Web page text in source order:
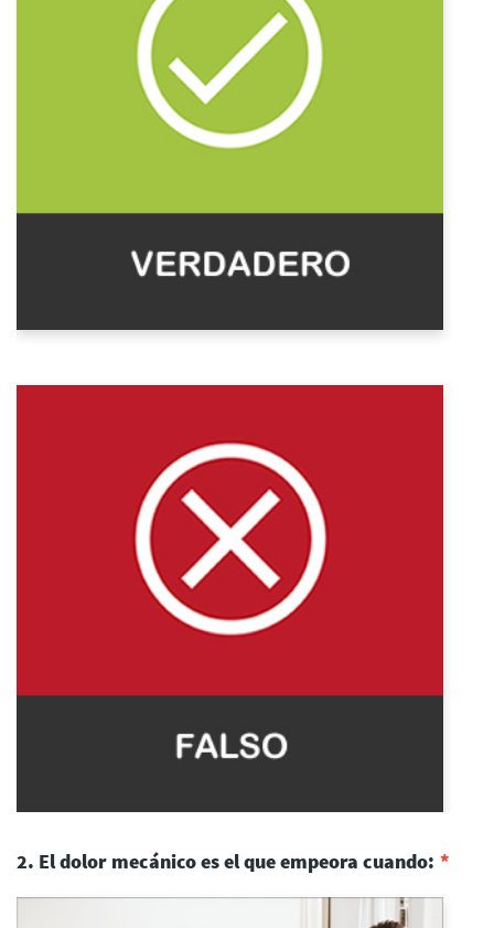
2. El dolor mecánico es el que empeora cuando: